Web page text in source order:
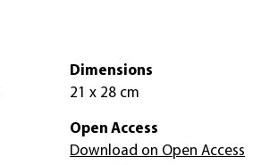
Dimensions
21 x 28 cm
Open Access
Download on Open Access